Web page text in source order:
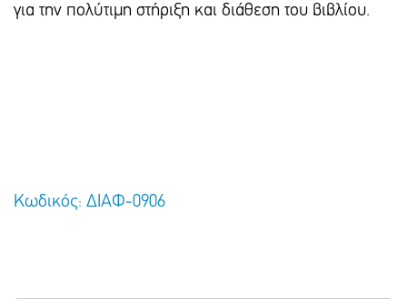
για την πολύτιμη στήριξη και διάθεση του βιβλίου.
Κωδικός: ΔΙΑΦ-0906